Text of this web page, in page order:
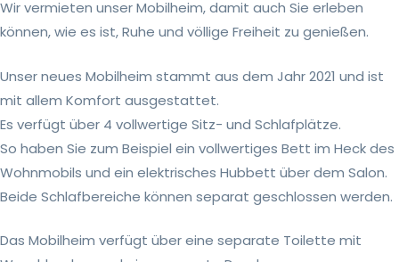
Wir vermieten unser Mobilheim, damit auch Sie erleben
können, wie es ist, Ruhe und völlige Freiheit zu genießen.
Unser neues Mobilheim stammt aus dem Jahr 2021 und ist
mit allem Komfort ausgestattet.
Es verfügt über 4 vollwertige Sitz- und Schlafplätze.
So haben Sie zum Beispiel ein vollwertiges Bett im Heck des
Wohnmobils und ein elektrisches Hubbett über dem Salon.
Beide Schlafbereiche können separat geschlossen werden.
Das Mobilheim verfügt über eine separate Toilette mit